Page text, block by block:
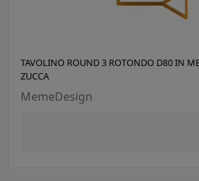
TAVOLINO ROUND 3 ROTONDO D80 IN
ZUCCA
MemeDesign